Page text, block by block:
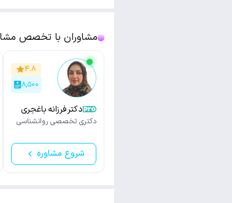
مشاوران با تخصص
۴.۸
۸,۵۰۰
دکتر فرزانه باغجری
دکتری تخصصی روانشناسی
شروع مشاوره